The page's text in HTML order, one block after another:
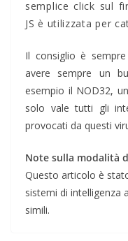
semplice click sul
JS è utilizzata per
Il consiglio è
avere sempre un
esempio il NOD32,
solo vale tutti gli
provocati da questi
Note sulla modalità
Questo articolo è
sistemi di intelligenza
simili.